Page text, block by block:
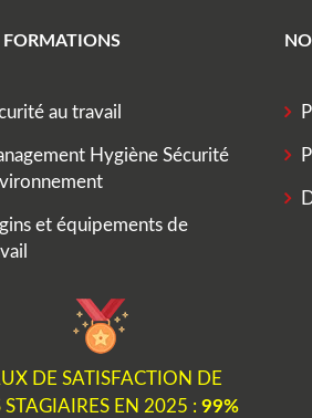
FORMATIONS
au travail
Hygiène Sécurité
et équipements de
DE SATISFACTION DE
STAGIAIRES EN 2025 :99%